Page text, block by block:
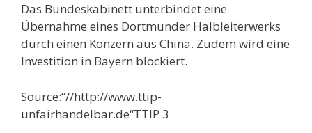
Das Bundeskabinett unterbindet eine
Übernahme eines Dortmunder Halbleiterwerks
durch einen Konzern aus China. Zudem wird eine
Investition in Bayern blockiert.
Source:“//http://www.ttip-
unfairhandelbar.de“TTIP 3